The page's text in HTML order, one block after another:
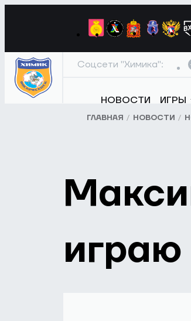
Соцсети "Химика":
НОВОСТИ ИГРЫ
ГЛАВНАЯ НОВОСТИ